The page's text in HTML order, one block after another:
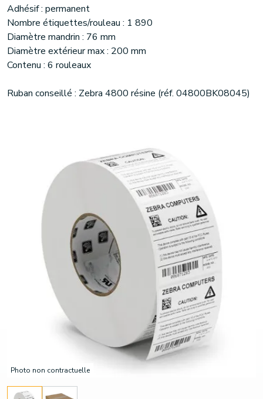
Photo non contractuelle
Adhésif : permanent
Nombre étiquettes/rouleau : 1 890
Diamètre mandrin : 76 mm
Diamètre extérieur max : 200 mm
Contenu : 6 rouleaux
Ruban conseillé : Zebra 4800 résine (réf. 04800BK08045)